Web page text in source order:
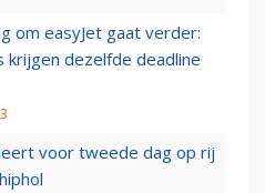
om easyJet gaat verder:
dezelfde deadline
voor tweede dag op rij